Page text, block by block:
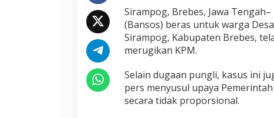
u
m
a
n
'
D
e
w
a
Sirampog, Brebes, Jawa
(Bansos) beras untuk warga
Sirampog, Kabupaten Brebes,
merugikan KPM.
Selain dugaan pungli, kasus ini
pers menyusul upaya
secara tidak proporsional.